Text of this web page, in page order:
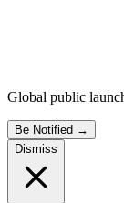
Global public
Be Notified →
Dismiss